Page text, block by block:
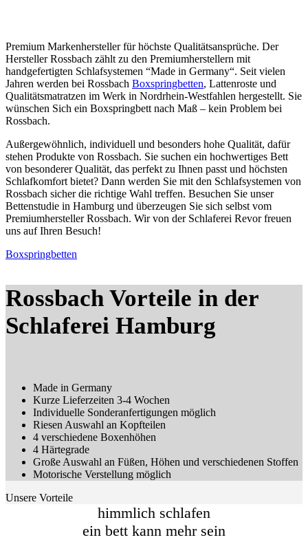
Premium Markenhersteller für höchste Qualitätsansprüche. Der
Hersteller Rossbach zählt zu den Premiumherstellern mit
handgefertigten Schlafsystemen “Made in Germany“. Seit vielen
Jahren werden bei Rossbach Boxspringbetten, Lattenroste und
Qualitätsmatratzen im Werk in Nordrhein-Westfahlen hergestellt. Sie
wünschen Sich ein Boxspringbett nach Maß – kein Problem bei
Rossbach.
Außergewöhnlich, individuell und besonders hohe Qualität, dafür
stehen Produkte von Rossbach. Sie suchen ein hochwertiges Bett
von besonderer Qualität, das perfekt zu Ihnen passt und höchsten
Schlafkomfort bietet? Dann werden Sie mit den Schlafsystemen von
Rossbach sicher die richtige Wahl treffen. Besuchen Sie unser
Bettenstudie in Hamburg und überzeugen Sie sich selbst vom
Premiumhersteller Rossbach. Wir von der Schlaferei Revor freuen
uns auf Ihren Besuch!
Boxspringbetten
Rossbach Vorteile in der
Schlaferei Hamburg
Made in Germany
Kurze Lieferzeiten 3-4 Wochen
Individuelle Sonderanfertigungen möglich
Riesen Auswahl an Kopfteilen
4 verschiedene Boxenhöhen
4 Härtegrade
Große Auswahl an Füßen, Höhen und verschiedenen Stoffen
Motorische Verstellung möglich
Unsere Vorteile
himmlich schlafen
ein bett kann mehr sein